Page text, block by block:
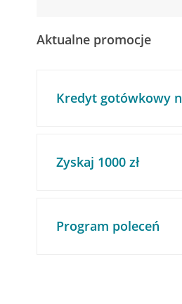
Aktualne promocje
Kredyt gotówkowy
Zyskaj 1000 zł
Program poleceń